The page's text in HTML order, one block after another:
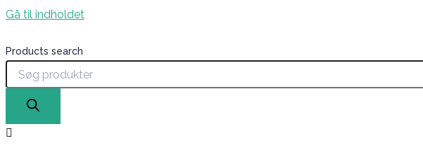
Gå til indholdet
Products search